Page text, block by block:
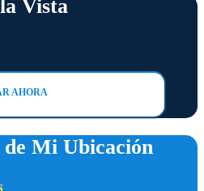
Vista
AHORA
Mi Ubicación